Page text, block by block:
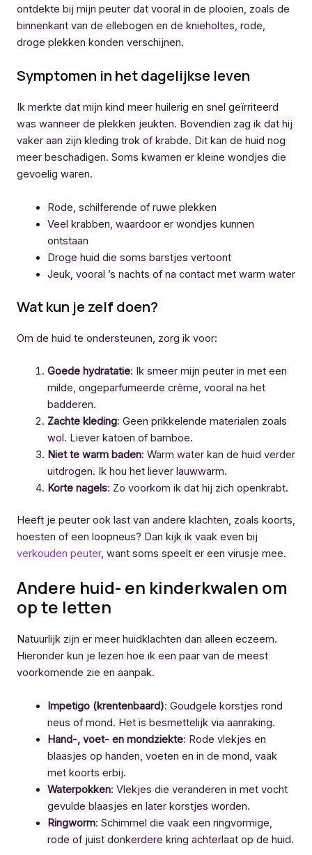
ontdekte bij mijn peuter dat vooral in de plooien, zoals de
binnenkant van de ellebogen en de knieholtes, rode,
droge plekken konden verschijnen.
Symptomen in het dagelijkse leven
Ik merkte dat mijn kind meer huilerig en snel geïrriteerd
was wanneer de plekken jeukten. Bovendien zag ik dat hij
vaker aan zijn kleding trok of krabde. Dit kan de huid nog
meer beschadigen. Soms kwamen er kleine wondjes die
gevoelig waren.
Rode, schilferende of ruwe plekken
Veel krabben, waardoor er wondjes kunnen
ontstaan
Droge huid die soms barstjes vertoont
Jeuk, vooral ’s nachts of na contact met warm water
Wat kun je zelf doen?
Om de huid te ondersteunen, zorg ik voor:
Goede hydratatie: Ik smeer mijn peuter in met een
milde, ongeparfumeerde crème, vooral na het
badderen.
Zachte kleding: Geen prikkelende materialen zoals
wol. Liever katoen of bamboe.
Niet te warm baden: Warm water kan de huid verder
uitdrogen. Ik hou het liever lauwwarm.
Korte nagels: Zo voorkom ik dat hij zich openkrabt.
Heeft je peuter ook last van andere klachten, zoals koorts,
hoesten of een loopneus? Dan kijk ik vaak even bij
verkouden peuter, want soms speelt er een virusje mee.
Andere huid- en kinderkwalen om
op te letten
Natuurlijk zijn er meer huidklachten dan alleen eczeem.
Hieronder kun je lezen hoe ik een paar van de meest
voorkomende zie en aanpak.
Impetigo (krentenbaard): Goudgele korstjes rond
neus of mond. Het is besmettelijk via aanraking.
Hand-, voet- en mondziekte: Rode vlekjes en
blaasjes op handen, voeten en in de mond, vaak
met koorts erbij.
Waterpokken: Vlekjes die veranderen in met vocht
gevulde blaasjes en later korstjes worden.
Ringworm: Schimmel die vaak een ringvormige,
rode of juist donkerdere kring achterlaat op de huid.